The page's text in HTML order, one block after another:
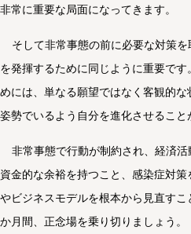
非常に重要な局面になってきます。
そして非常事態の前に必要な対策
を発揮するために同じように重要で
めには、単なる願望ではなく客観的な
姿勢でいるよう自分を進化させること
非常事態で行動が制約され、経済
資金的な余裕を持つこと、感染症対
やビジネスモデルを根本から見直す
か月間、正念場を乗り切りましょう。